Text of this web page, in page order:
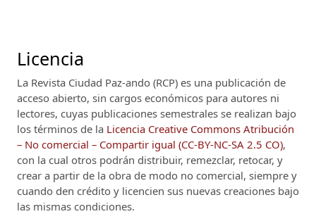
Licencia
La Revista Ciudad Paz-ando (RCP) es una publicación de
acceso abierto, sin cargos económicos para autores ni
lectores, cuyas publicaciones semestrales se realizan bajo
los términos de la Licencia Creative Commons Atribución
– No comercial – Compartir igual (CC-BY-NC-SA 2.5 CO),
con la cual otros podrán distribuir, remezclar, retocar, y
crear a partir de la obra de modo no comercial, siempre y
cuando den crédito y licencien sus nuevas creaciones bajo
las mismas condiciones.